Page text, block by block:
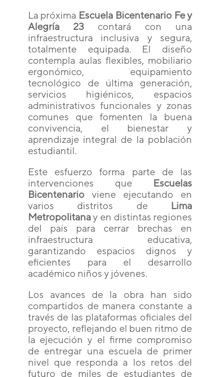
La próxima Escuela Bicentenario Fe y
Alegría 23contará con una
infraestructura inclusiva y segura,
totalmente equipada. El diseño
contempla aulas flexibles, mobiliario
ergonómico, equipamiento
tecnológico de última generación,
servicios higiénicos, espacios
administrativos funcionales y zonas
comunes que fomenten la buena
convivencia, el bienestar y
aprendizaje integral de la población
estudiantil.
Este esfuerzo forma parte de las
intervenciones que Escuelas
Bicentenarioviene ejecutando en
varios distritos de Lima
Metropolitanay en distintas regiones
del país para cerrar brechas en
infraestructura educativa,
garantizando espacios dignos y
eficientes para el desarrollo
académico niños y jóvenes.
Los avances de la obra han sido
compartidos de manera constante a
través de las plataformas oficiales del
proyecto, reflejando el buen ritmo de
la ejecución y el firme compromiso
de entregar una escuela de primer
nivel que responda a los retos del
futuro de miles de estudiantes de